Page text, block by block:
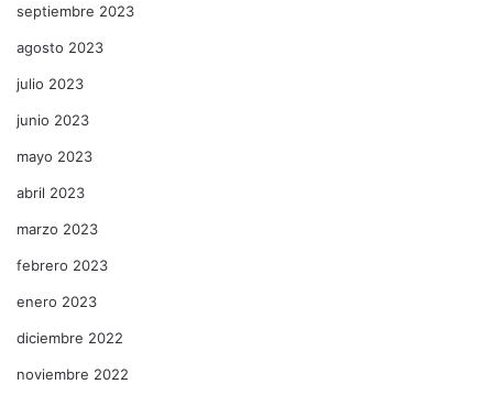
septiembre 2023
agosto 2023
julio 2023
junio 2023
mayo 2023
abril 2023
marzo 2023
febrero 2023
enero 2023
diciembre 2022
noviembre 2022